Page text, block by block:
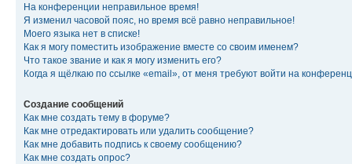
На конференции неправильное время!
Я изменил часовой пояс, но время всё равно неправильное!
Моего языка нет в списке!
Как я могу поместить изображение вместе со своим именем?
Что такое звание и как я могу изменить его?
Когда я щёлкаю по ссылке «email», от меня требуют войти на
Создание сообщений
Как мне создать тему в форуме?
Как мне отредактировать или удалить сообщение?
Как мне добавить подпись к своему сообщению?
Как мне создать опрос?